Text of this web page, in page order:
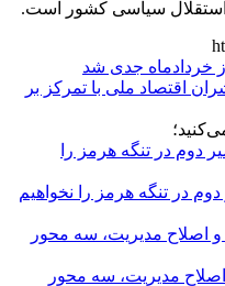
استقلال سیاسی کشور است.
خردادماه جدی شد
اقتصاد ملی با تمرکز بر
در تنگه هرمز را نخواهیم
مدیریت، سه محور